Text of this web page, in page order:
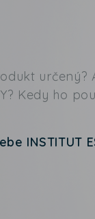
určený?
Kedy ho
INSTITUT